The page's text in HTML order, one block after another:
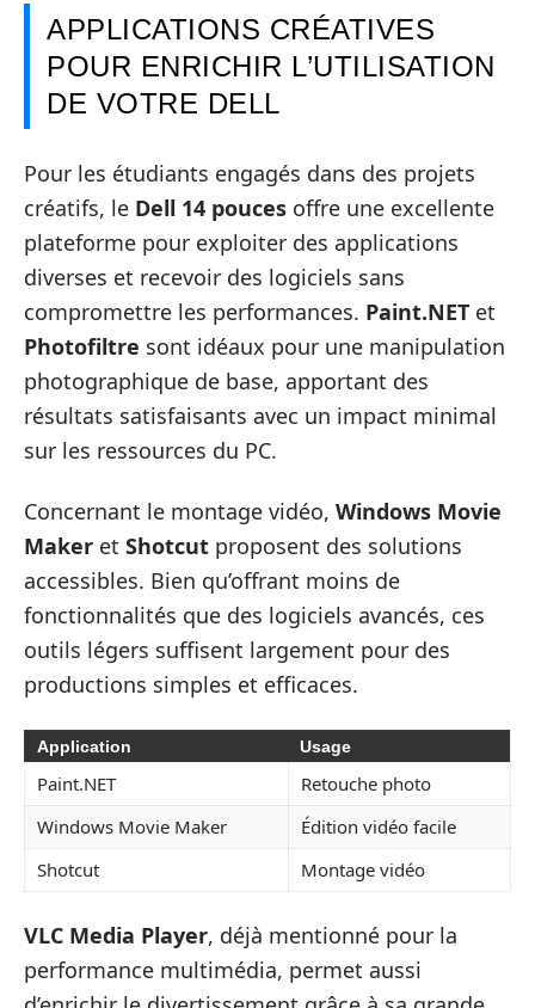
APPLICATIONS CRÉATIVES
POUR ENRICHIR L’UTILISATION
DE VOTRE DELL
Pour les étudiants engagés dans des projets
créatifs, le Dell 14 pouces offre une excellente
plateforme pour exploiter des applications
diverses et recevoir des logiciels sans
compromettre les performances. Paint.NET et
Photofiltre sont idéaux pour une manipulation
photographique de base, apportant des
résultats satisfaisants avec un impact minimal
sur les ressources du PC.
Concernant le montage vidéo, Windows Movie
Maker et Shotcut proposent des solutions
accessibles. Bien qu’offrant moins de
fonctionnalités que des logiciels avancés, ces
outils légers suffisent largement pour des
productions simples et efficaces.
Application Usage
Paint.NET
Retouche photo
Windows Movie Maker
Édition vidéo facile
Shotcut
Montage vidéo
VLC Media Player, déjà mentionné pour la
performance multimédia, permet aussi